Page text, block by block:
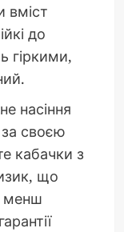
вміст
до
гіркими,
насіння
своєю
кабачки з
що
менш